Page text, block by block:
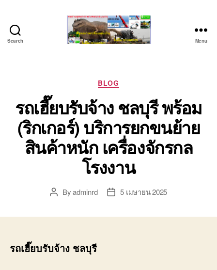
Search
ยก
ของ
หนัก
ติดต่อ
0818900005,
0640711613,
0800628488
Menu
Categories
BLOG
รถเฮี๊ยบรับจ้าง ชลบุรี พร้อม
(ริกเกอร์) บริการยกขนย้าย
สินค้าหนัก เครื่องจักรกล
โรงงาน
PostByadminrd
Post5 เมษายน 2025
รถเฮี๊ยบรับจ้าง ชลบุรี